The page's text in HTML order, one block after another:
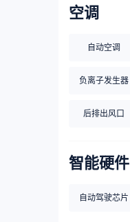
空调
自动空调
负离子发生器
后排出风口
智能硬件
自动驾驶芯片